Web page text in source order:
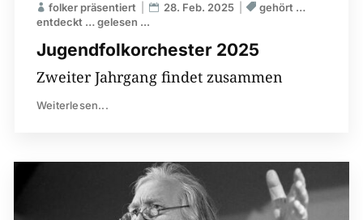
Jugendfolkorchester 2025
folker präsentiert 28. Feb. 2025
gehört …
entdeckt … gelesen ...
Zweiter Jahrgang findet zusammen
Weiterlesen...